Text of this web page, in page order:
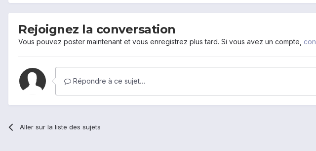
Rejoignez la conversation
Vous pouvez poster maintenant et vous enregistrez plus tard. Si vous avez un compte,
Répondre à ce sujet…
Aller sur la liste des sujets